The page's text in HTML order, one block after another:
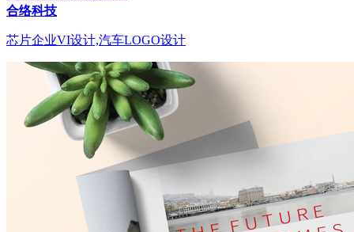
合络科技
芯片企业VI设计,汽车LOGO设计